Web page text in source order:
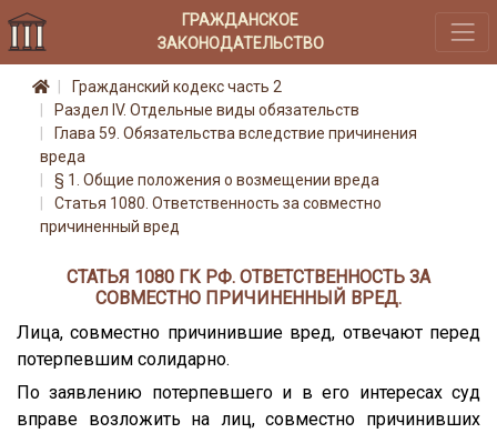
ГРАЖДАНСКОЕ
ЗАКОНОДАТЕЛЬСТВО
Гражданский кодекс часть 2
Раздел IV. Отдельные виды обязательств
Глава 59. Обязательства вследствие причинения
вреда
§ 1. Общие положения о возмещении вреда
Статья 1080. Ответственность за совместно
причиненный вред
СТАТЬЯ 1080 ГК РФ. ОТВЕТСТВЕННОСТЬ ЗА
СОВМЕСТНО ПРИЧИНЕННЫЙ ВРЕД.
Лица, совместно причинившие вред, отвечают перед
потерпевшим солидарно.
По заявлению потерпевшего и в его интересах суд
вправе возложить на лиц, совместно причинивших